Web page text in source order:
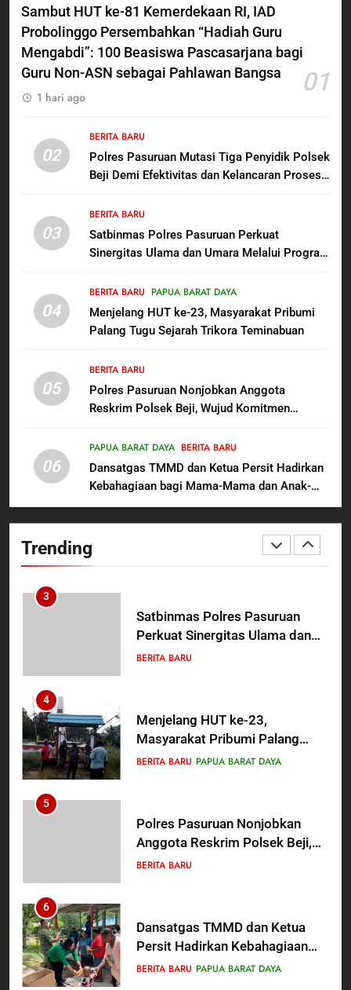
Sambut HUT ke-81 Kemerdekaan RI, IAD
Probolinggo Persembahkan “Hadiah Guru
Mengabdi”: 100 Beasiswa Pascasarjana bagi
Guru Non-ASN sebagai Pahlawan Bangsa
01
1 hari ago
02
BERITA BARU
Polres Pasuruan Mutasi Tiga Penyidik Polsek
Beji Demi Efektivitas dan Kelancaran Proses
03
BERITA BARU
Satbinmas Polres Pasuruan Perkuat
Sinergitas Ulama dan Umara Melalui Program
04
BERITA BARU PAPUA BARAT DAYA
Menjelang HUT ke-23, Masyarakat Pribumi
05
BERITA BARU
Polres Pasuruan Nonjobkan Anggota
Reskrim Polsek Beji, Wujud Komitmen
Penganiayaan
06
PAPUA BARAT DAYA BERITA BARU
Dansatgas TMMD dan Ketua Persit Hadirkan
Kebahagiaan bagi Mama-Mama dan Anak-
Anak Kampung Sesor
Trending
Anggota Reskrim Polsek Beji,
Wujud Komitmen Transparansi
Penanganan Dugaan
Penganiayaan
BERITA BARU
6
bagi Mama-Mama dan Anak-
Anak Kampung Sesor
BERITA BARU
Raya: Proses Seleksi Sekda
Kabupaten Sorong Tidak Sah
dan Melanggar Aturan
BERITA BARU KABUPATEN SORONG
Polres Pasuruan Beri Klarifikasi
Meninggalnya Korban Diduga
Usut Tuntas dan Transparan
1
Sambut HUT ke-81
Probolinggo Persembahkan
“Hadiah Guru Mengabdi”: 100
Beasiswa Pascasarjana bagi
Guru Non-ASN sebagai
Pahlawan Bangsa
BERITA BARU
Penyidik Polsek Beji Demi
Efektivitas dan Kelancaran
3
Satbinmas Polres Pasuruan
Perkuat Sinergitas Ulama dan
Umara Melalui Program Rabu
BERITA BARU
4
Menjelang HUT ke-23,
Masyarakat Pribumi Palang
Tugu Sejarah Trikora
BERITA BARU PAPUA BARAT DAYA
5
Polres Pasuruan Nonjobkan
Anggota Reskrim Polsek Beji,
Wujud Komitmen Transparansi
BERITA BARU
6
Dansatgas TMMD dan Ketua
Persit Hadirkan Kebahagiaan
bagi Mama-Mama dan Anak-
BERITA BARU PAPUA BARAT DAYA